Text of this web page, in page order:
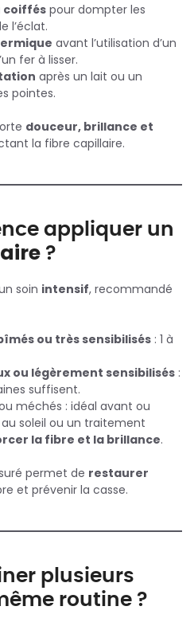
coiffés pour dompter les
l’éclat.
avant l’utilisation d’un
fer à lisser.
après un lait ou un
pointes.
douceur, brillance et
la fibre capillaire.
appliquer un
?
soin intensif, recommandé
ou très sensibilisés : 1 à
ou légèrement sensibilisés :
suffisent.
méchés : idéal avant ou
soleil ou un traitement
la fibre et la brillance.
permet de restaurer
et prévenir la casse.
plusieurs
routine ?